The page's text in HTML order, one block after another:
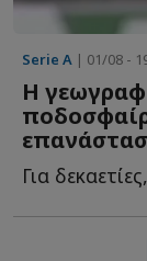
Serie A | 01/08 -
Η